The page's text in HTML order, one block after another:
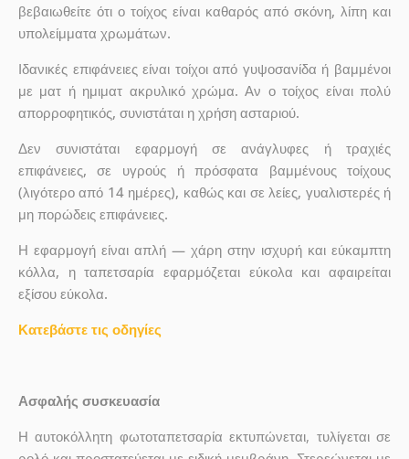
βεβαιωθείτε ότι ο τοίχος είναι καθαρός από σκόνη, λίπη και
υπολείμματα χρωμάτων.
Ιδανικές επιφάνειες είναι τοίχοι από γυψοσανίδα ή βαμμένοι
με ματ ή ημιματ ακρυλικό χρώμα. Αν ο τοίχος είναι πολύ
απορροφητικός, συνιστάται η χρήση ασταριού.
Δεν συνιστάται εφαρμογή σε ανάγλυφες ή τραχιές
επιφάνειες, σε υγρούς ή πρόσφατα βαμμένους τοίχους
(λιγότερο από 14 ημέρες), καθώς και σε λείες, γυαλιστερές ή
μη πορώδεις επιφάνειες.
Η εφαρμογή είναι απλή — χάρη στην ισχυρή και εύκαμπτη
κόλλα, η ταπετσαρία εφαρμόζεται εύκολα και αφαιρείται
εξίσου εύκολα.
Κατεβάστε τις οδηγίες
Ασφαλής συσκευασία
Η αυτοκόλλητη φωτοταπετσαρία εκτυπώνεται, τυλίγεται σε